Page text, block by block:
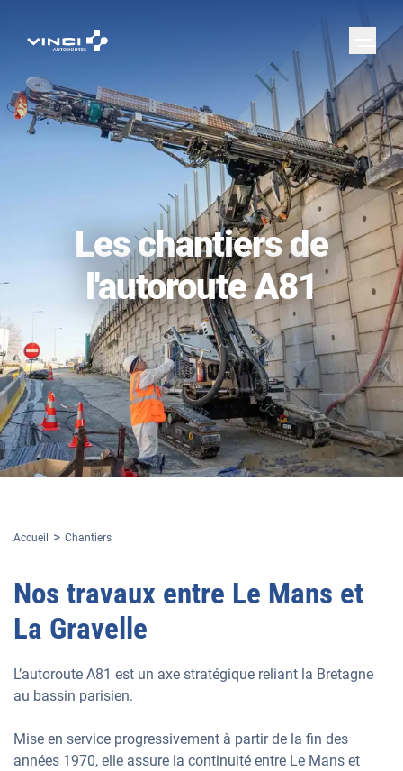
Les chantiers de
l'autoroute A81
Accueil Chantiers
Nos travaux entre Le Mans et
La Gravelle
L’autoroute A81 est un axe stratégique reliant la Bretagne
au bassin parisien.
Mise en service progressivement à partir de la fin des
années 1970, elle assure la continuité entre Le Mans et